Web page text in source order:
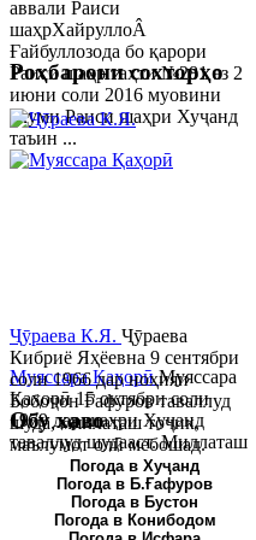
аввали Раиси
шаҳрХайруллоÂ
Ғайбуллозода бо қарори
Раиси шаҳр таҳти №281 аз 2
июни соли 2016 муовини
якуми Раиси шаҳри Хуҷанд
таъин ...
Муяссара ҚаҳорӣМуяссара
Қаҳорӣ 15 октябри соли
1979 дар шаҳри Хуҷанд
таваллуд шудааст. Миллаташ
тоҷик. Маълумот олӣ. Соли
2002 Донишгоҳи давлатии
Хуҷанд ба...
Роҳбарони сохторҳо
Ҷӯраева К.Я. Ҷӯраева
Кибриё Яҳёевна 9 сентябри
соли 1966 дар ноҳияи
Бобоҷон Ғафуров таваллуд
шуда, миллаташ тоҷик,
маълумот олӣ мебошад.
Соли 1997 Донишг...
Обу хаво
Погода в Хуҷанд
Погода в Б.Ғафуров
Погода в Бустон
Погода в Конибодом